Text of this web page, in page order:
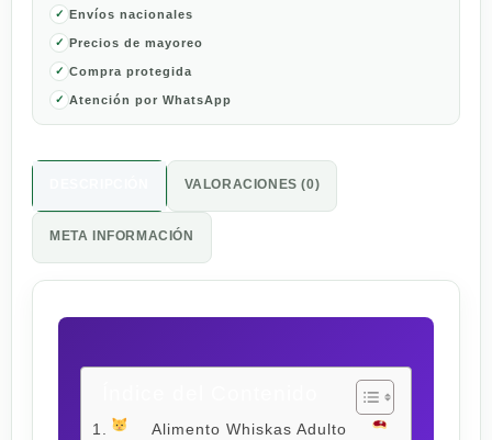
Envíos nacionales
Precios de mayoreo
Compra protegida
Atención por WhatsApp
VALORACIONES (0)
META INFORMACIÓN
Alimento Whiskas Adulto